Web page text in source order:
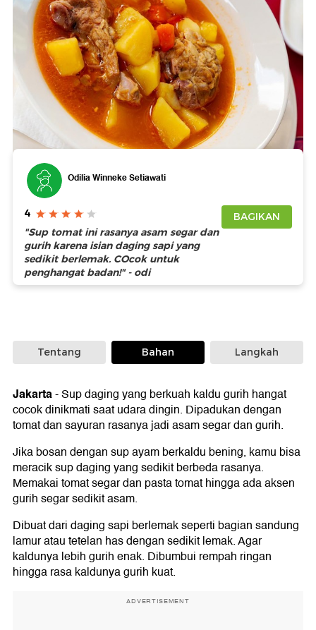
Foto: Getty Images
Odilia Winneke Setiawati
4
"Sup tomat ini rasanya asam segar dan
gurih karena isian daging sapi yang
sedikit berlemak. COcok untuk
penghangat badan!" - odi
BAGIKAN
Tentang Bahan Langkah
Jakarta-Sup daging yang berkuah kaldu gurih hangat
cocok dinikmati saat udara dingin. Dipadukan dengan
tomat dan sayuran rasanya jadi asam segar dan gurih.
Jika bosan dengan sup ayam berkaldu bening, kamu bisa
meracik sup daging yang sedikit berbeda rasanya.
Memakai tomat segar dan pasta tomat hingga ada aksen
gurih segar sedikit asam.
Dibuat dari daging sapi berlemak seperti bagian sandung
lamur atau tetelan has dengan sedikit lemak. Agar
kaldunya lebih gurih enak. Dibumbui rempah ringan
hingga rasa kaldunya gurih kuat.
ADVERTISEMENT